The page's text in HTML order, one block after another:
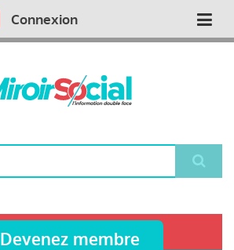
Connexion
Devenez membre